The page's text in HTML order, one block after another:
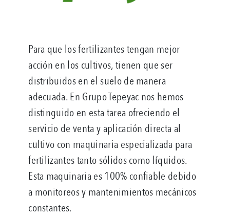
Para que los fertilizantes tengan mejor
acción en los cultivos, tienen que ser
distribuidos en el suelo de manera
adecuada. En Grupo Tepeyac nos hemos
distinguido en esta tarea ofreciendo el
servicio de venta y aplicación directa al
cultivo con maquinaria especializada para
fertilizantes tanto sólidos como líquidos.
Esta maquinaria es 100% confiable debido
a monitoreos y mantenimientos mecánicos
constantes.